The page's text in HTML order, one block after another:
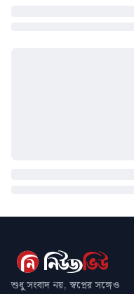
শুধু সংবাদ নয়, স্বপ্নের সঙ্গেও